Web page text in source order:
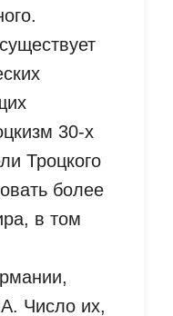
30-х
Троцкого
более
в том
Число их,